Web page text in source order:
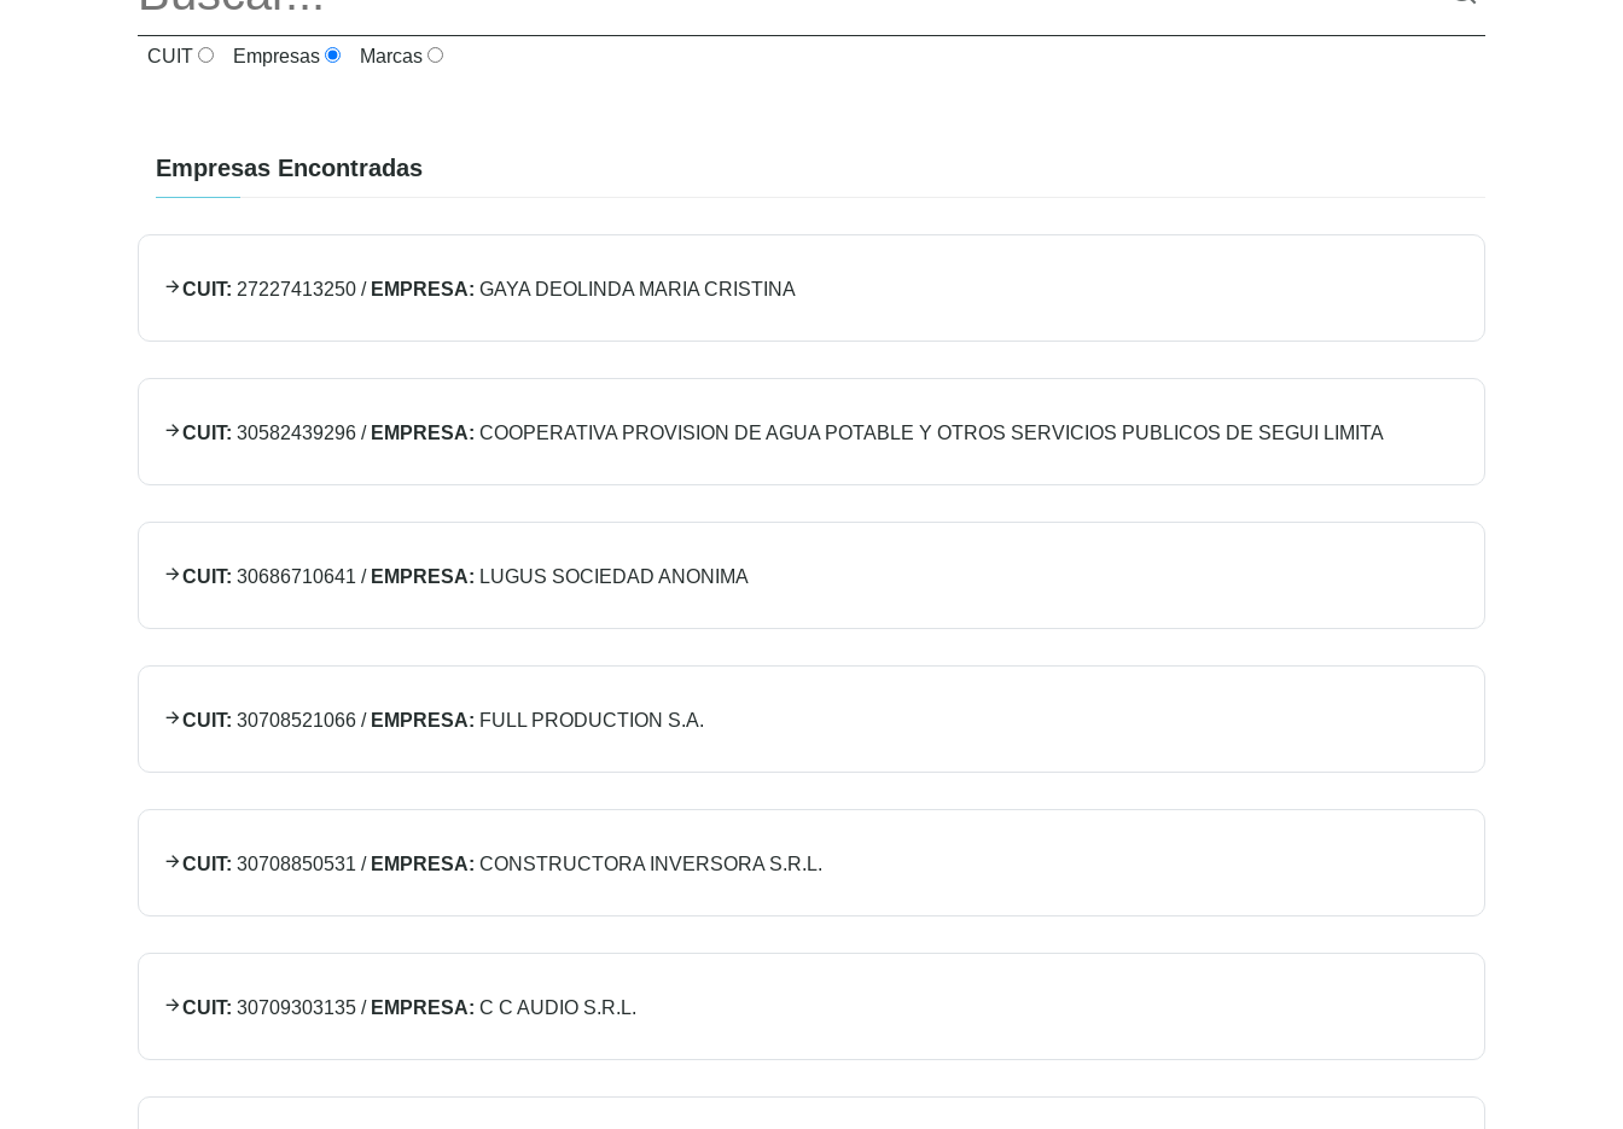
CUIT Empresas Marcas
Empresas Encontradas
CUIT: 27227413250 / EMPRESA: GAYA DEOLINDA MARIA CRISTINA
CUIT: 30582439296 / EMPRESA: COOPERATIVA PROVISION DE AGUA POTABLE Y OTROS SERVICIOS PUBLICOS DE SEGUI LIMITA
CUIT: 30686710641 / EMPRESA: LUGUS SOCIEDAD ANONIMA
CUIT: 30708521066 / EMPRESA: FULL PRODUCTION S.A.
CUIT: 30708850531 / EMPRESA: CONSTRUCTORA INVERSORA S.R.L.
CUIT: 30709303135 / EMPRESA: C C AUDIO S.R.L.